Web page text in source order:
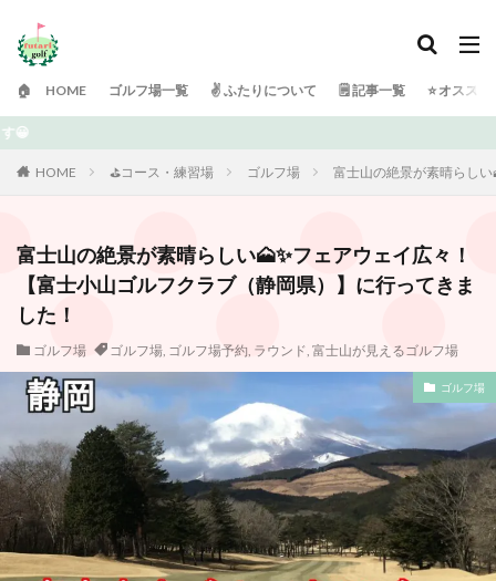
🏠 HOME ゴルフ場一覧 ✌️ ふたりについて 🗒 記事一覧 ⭐️ オスス
HOME ⛳️コース・練習場 ゴルフ場 富士山の絶景が素晴らし
富士山の絶景が素晴らしい🗻✨フェアウェイ広々！
【富士小山ゴルフクラブ（静岡県）】に行ってきま
した！
ゴルフ場 ゴルフ場, ゴルフ場予約, ラウンド, 富士山が見えるゴルフ場
ゴルフ場